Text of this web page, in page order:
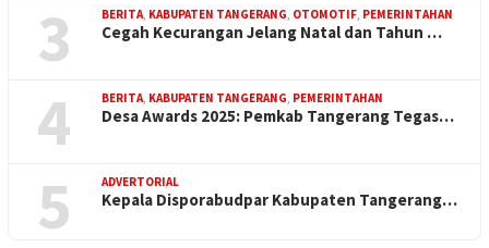
3 BERITA, KABUPATEN TANGERANG, OTOMOTIF, PEMERINTAHAN
Cegah Kecurangan Jelang Natal dan Tahun …
4 BERITA, KABUPATEN TANGERANG, PEMERINTAHAN
Desa Awards 2025: Pemkab Tangerang Tegas…
5 ADVERTORIAL
Kepala Disporabudpar Kabupaten Tangerang…